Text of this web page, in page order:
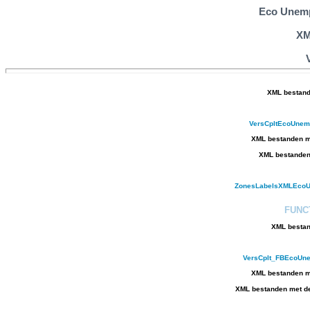
Eco
XML
XML bestanden
XML
XML
XML bestanden
XML bestanden met